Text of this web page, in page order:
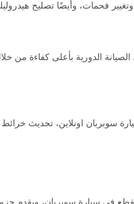
فحمات، وأيضًا تصليح
الدورية بأعلى كفاءة من
سوبربان اونلاين، تحديث